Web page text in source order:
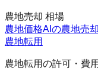
農地売却 相場
農地価格AIの農地売
農地転用
農地転用の許可・費